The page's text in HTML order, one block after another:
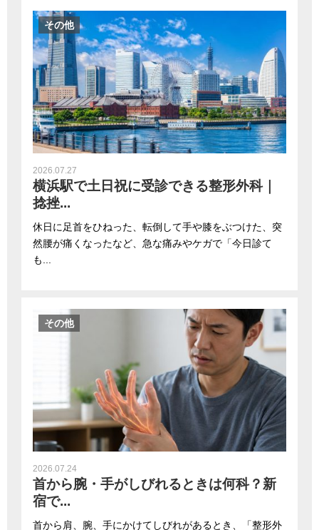
その他
2026.07.27
横浜駅で土日祝に受診できる整形外科｜
捻挫...
休日に足首をひねった、転倒して手や膝をぶつけた、突
然腰が痛くなったなど、急な痛みやケガで「今日診て
も...
その他
2026.07.24
首から腕・手がしびれるときは何科？新
宿で...
首から肩、腕、手にかけてしびれがあるとき、「整形外